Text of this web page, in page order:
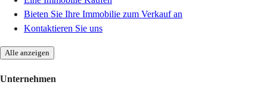
Bieten Sie Ihre Immobilie zum Verkauf an
Kontaktieren Sie uns
Alle anzeigen
Unternehmen